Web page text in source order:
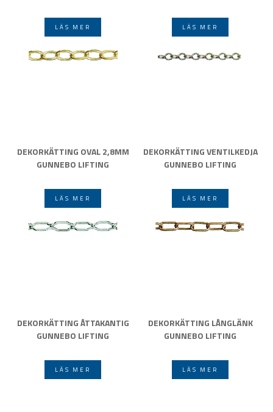
LÄS MER LÄS MER
DEKORKÄTTING OVAL 2,8MM
GUNNEBO LIFTING
LÄS MER
DEKORKÄTTING VENTILKEDJA
GUNNEBO LIFTING
LÄS MER
DEKORKÄTTING ÅTTAKANTIG
GUNNEBO LIFTING
LÄS MER
DEKORKÄTTING LÅNGLÄNK
GUNNEBO LIFTING
LÄS MER